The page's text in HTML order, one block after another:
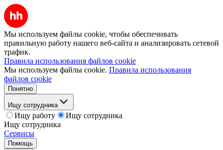
Мы используем файлы cookie, чтобы обеспечивать
правильную работу нашего веб-сайта и анализировать сетевой
трафик.
Правила использования файлов cookie
Мы используем файлы cookie. Правила использования
файлов cookie
Понятно
Ищу сотрудника
Ищу работу
Ищу сотрудника
Ищу сотрудника
Сервисы
Помощь